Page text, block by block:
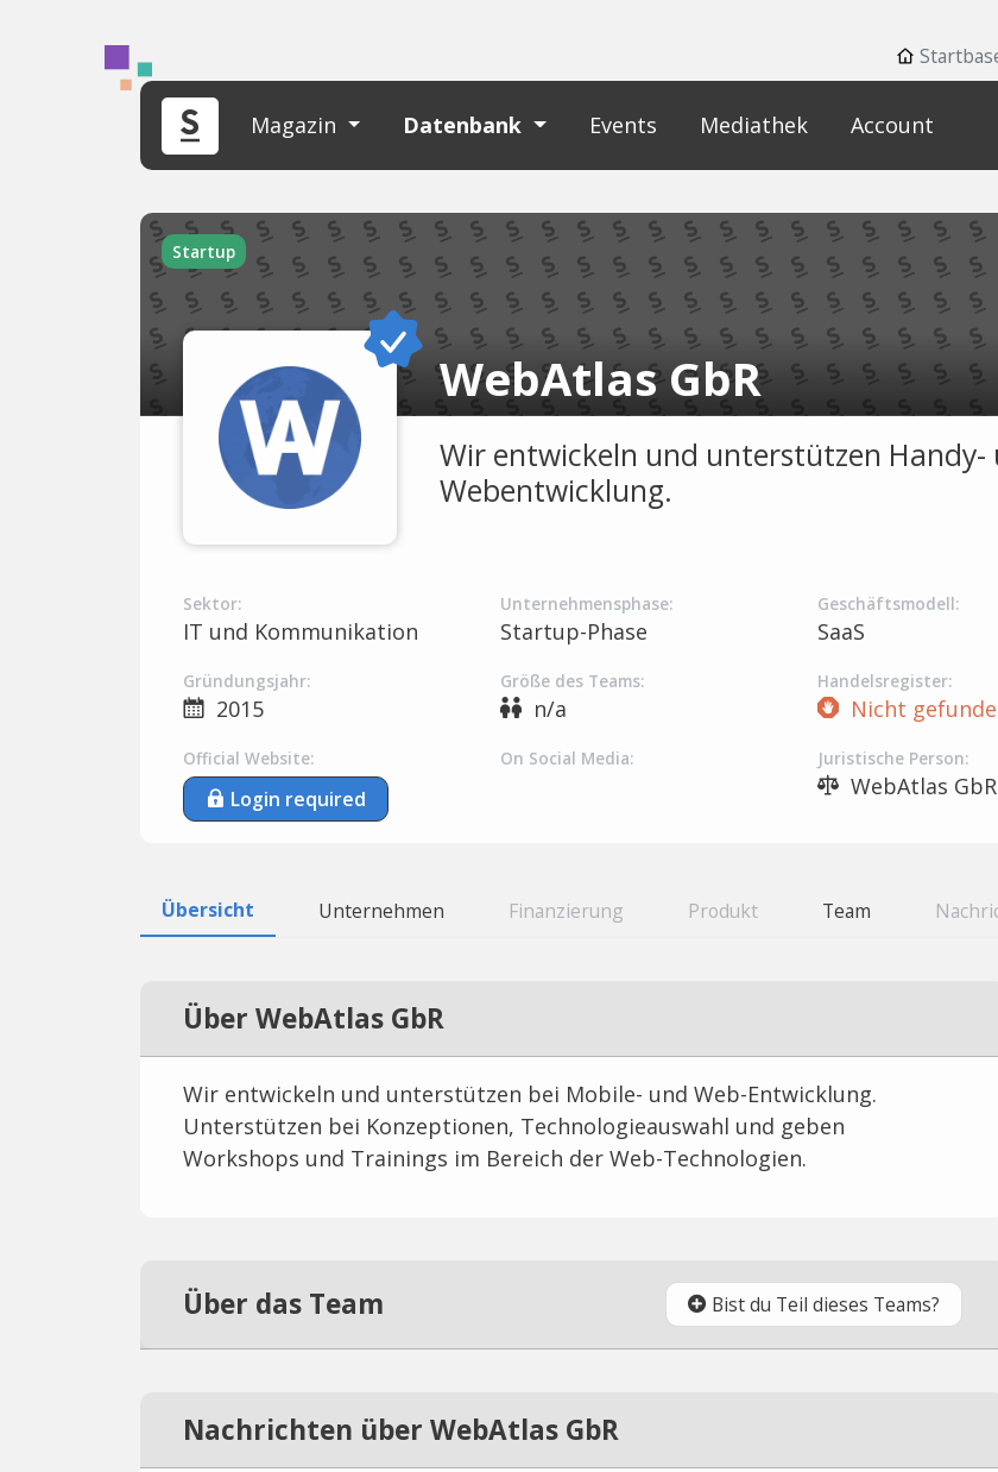
Magazin Datenbank Events Mediathek Account
Startup
WebAtlas GbR
Wir entwickeln und unterstützen Handy-
Webentwicklung.
Sektor:
IT und Kommunikation
Unternehmensphase:
Startup-Phase
Geschäftsmodell:
SaaS
Gründungsjahr:
2015
Größe des Teams:
n/a
Handelsregister:
Nicht
Official Website:
Login required
On Social Media: Juristische Person:
WebAtlas GbR
Übersicht Unternehmen Finanzierung Produkt Team
Über WebAtlas GbR
Wir entwickeln und unterstützen bei Mobile- und Web-Entwicklung.
Unterstützen bei Konzeptionen, Technologieauswahl und geben
Workshops und Trainings im Bereich der Web-Technologien.
Über das Team Bist du Teil dieses Teams?
Nachrichten über WebAtlas GbR